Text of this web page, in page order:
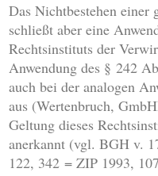
Das Nichtbestehen einer
schließt aber eine
Rechtsinstituts der
Anwendung des § 242
auch bei der analogen
aus (Wertenbruch,
Geltung dieses
anerkannt (vgl. BGH v.
122, 342 = ZIP 1993,